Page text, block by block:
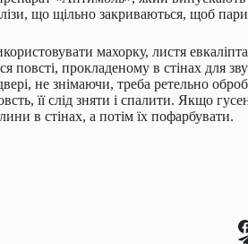
що щільно закриваються, щоб
махорку, листя
повсті, прокладеному в стінах для
не знімаючи, треба ретельно
її слід зняти і спалити. Якщо
в стінах, а потім їх пофарбувати.